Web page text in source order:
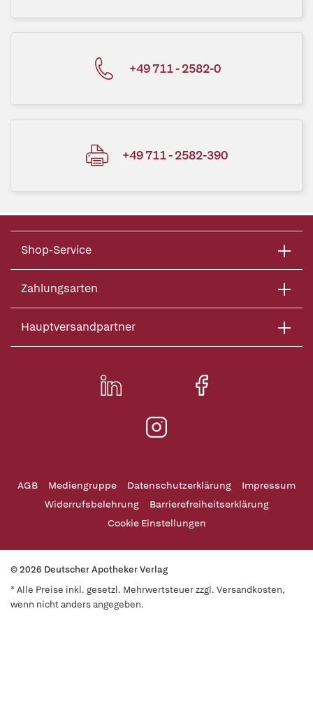
+49 711 - 2582-0
+49 711 - 2582-390
Shop-Service
Zahlungsarten
Hauptversandpartner
AGB Mediengruppe Datenschutzerklärung
Impressum
Widerrufsbelehrung
Barrierefreiheitserklärung
Cookie Einstellungen
© 2026 Deutscher Apotheker Verlag
* Alle Preise inkl. gesetzl. Mehrwertsteuer zzgl. Versandkosten,
wenn nicht anders angegeben.